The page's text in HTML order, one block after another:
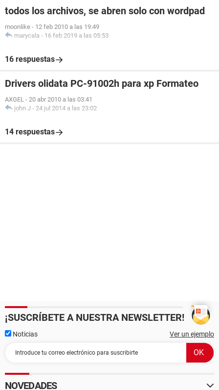
todos los archivos, se abren solo con wordpad
moonlike - 12 feb 2010 a las 19:49
marycala - 16 feb 2019 a las 05:53
16 respuestas
Drivers olidata PC-91002h para xp Formateo
AXGEL - 20 abr 2010 a las 03:41
john J - 24 jul 2014 a las 23:02
14 respuestas
¡SUSCRÍBETE A NUESTRA NEWSLETTER!
Noticias Ver un ejemplo
NOVEDADES